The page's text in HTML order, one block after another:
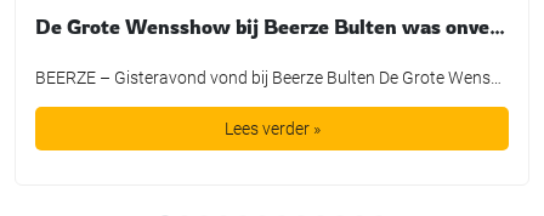
De Grote Wensshow bij Beerze Bulten was onvergetelijk
BEERZE – Gisteravond vond bij Beerze Bulten De Grote Wensshow plaats, waarbij de mooiste wensen van kinderen mochten uitkomen dankzij de Bultje Foundation. De Grote Wensshow is een jaarlijks initiatief van Beerze Bulten, speciaal bedoeld voor kinderen die wel een extra steuntje in de rug kunnen gebruiken. Zo nam Tijmen een duik in een bad vol spekjes, maakte Lieke een […]
Lees verder »